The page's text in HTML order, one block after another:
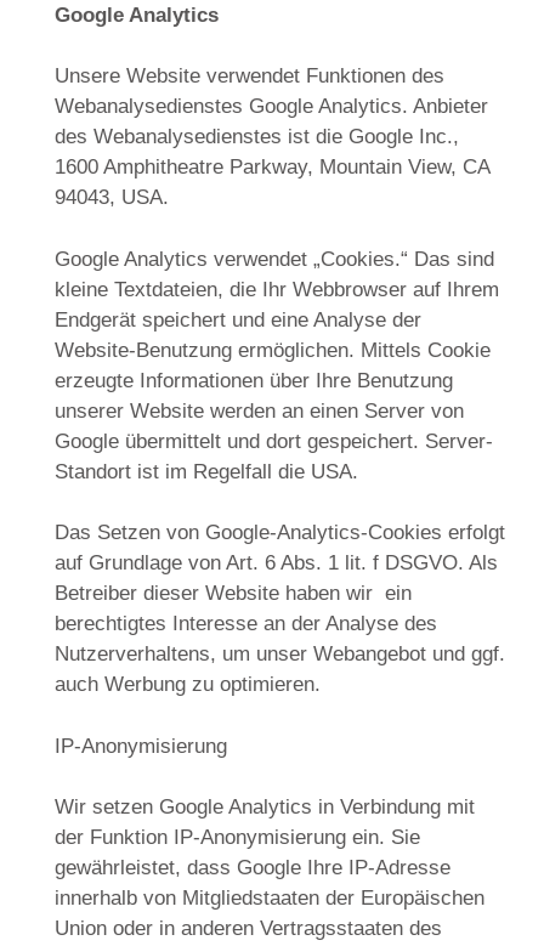
Google Analytics
Unsere Website verwendet Funktionen des
Webanalysedienstes Google Analytics. Anbieter
des Webanalysedienstes ist die Google Inc.,
1600 Amphitheatre Parkway, Mountain View, CA
94043, USA.
Google Analytics verwendet „Cookies.“ Das sind
kleine Textdateien, die Ihr Webbrowser auf Ihrem
Endgerät speichert und eine Analyse der
Website-Benutzung ermöglichen. Mittels Cookie
erzeugte Informationen über Ihre Benutzung
unserer Website werden an einen Server von
Google übermittelt und dort gespeichert. Server-
Standort ist im Regelfall die USA.
Das Setzen von Google-Analytics-Cookies erfolgt
auf Grundlage von Art. 6 Abs. 1 lit. f DSGVO. Als
Betreiber dieser Website haben wir ein
berechtigtes Interesse an der Analyse des
Nutzerverhaltens, um unser Webangebot und ggf.
auch Werbung zu optimieren.
IP-Anonymisierung
Wir setzen Google Analytics in Verbindung mit
der Funktion IP-Anonymisierung ein. Sie
gewährleistet, dass Google Ihre IP-Adresse
innerhalb von Mitgliedstaaten der Europäischen
Union oder in anderen Vertragsstaaten des